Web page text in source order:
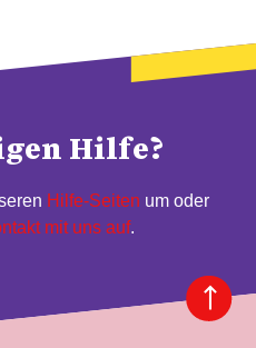
Hilfe?
Hilfe-Seiten um oder
mit uns auf.